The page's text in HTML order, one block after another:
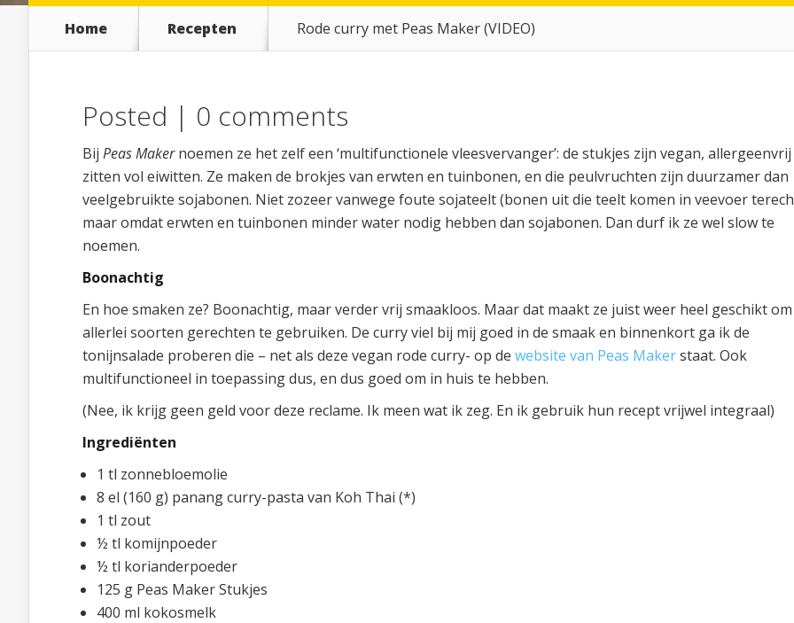
Home Recepten Rode curry met Peas Maker (VIDEO)
Posted | 0 comments
Bij Peas Makernoemen ze het zelf een ‘multifunctionele vleesvervanger’: de stukjes zijn vegan,
zitten vol eiwitten. Ze maken de brokjes van erwten en tuinbonen, en die peulvruchten zijn duurzamer dan
veelgebruikte sojabonen. Niet zozeer vanwege foute sojateelt (bonen uit die teelt komen in veevoer
maar omdat erwten en tuinbonen minder water nodig hebben dan sojabonen. Dan durf ik ze wel slow te
noemen.
Boonachtig
En hoe smaken ze? Boonachtig, maar verder vrij smaakloos. Maar dat maakt ze juist weer heel geschikt
allerlei soorten gerechten te gebruiken. De curry viel bij mij goed in de smaak en binnenkort ga ik de
tonijnsalade proberen die – net als deze vegan rode curry- op de website van Peas Makerstaat. Ook
multifunctioneel in toepassing dus, en dus goed om in huis te hebben.
(Nee, ik krijg geen geld voor deze reclame. Ik meen wat ik zeg. En ik gebruik hun recept vrijwel integraal)
Ingrediënten
1 tl zonnebloemolie
8 el (160 g) panang curry-pasta van Koh Thai (*)
1 tl zout
½ tl komijnpoeder
½ tl korianderpoeder
125 g Peas Maker Stukjes
400 ml kokosmelk